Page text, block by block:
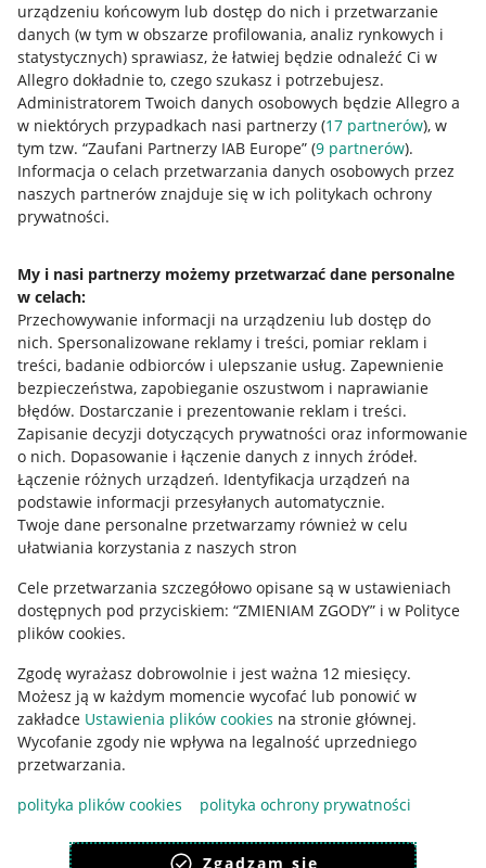
urządzeniu końcowym lub dostęp do nich i przetwarzanie
danych (w tym w obszarze profilowania, analiz rynkowych i
statystycznych) sprawiasz, że łatwiej będzie odnaleźć Ci w
Allegro dokładnie to, czego szukasz i potrzebujesz.
Administratorem Twoich danych osobowych będzie Allegro a
w niektórych przypadkach nasi partnerzy (17 partnerów), w
tym tzw. “Zaufani Partnerzy IAB Europe” (9 partnerów).
Informacja o celach przetwarzania danych osobowych przez
naszych partnerów znajduje się w ich politykach ochrony
prywatności.
My i nasi partnerzy możemy przetwarzać dane personalne
w celach:
Przechowywanie informacji na urządzeniu lub dostęp do
nich. Spersonalizowane reklamy i treści, pomiar reklam i
treści, badanie odbiorców i ulepszanie usług. Zapewnienie
bezpieczeństwa, zapobieganie oszustwom i naprawianie
błędów. Dostarczanie i prezentowanie reklam i treści.
Zapisanie decyzji dotyczących prywatności oraz informowanie
o nich. Dopasowanie i łączenie danych z innych źródeł.
Łączenie różnych urządzeń. Identyfikacja urządzeń na
podstawie informacji przesyłanych automatycznie.
Twoje dane personalne przetwarzamy również w celu
ułatwiania korzystania z naszych stron
Cele przetwarzania szczegółowo opisane są w ustawieniach
dostępnych pod przyciskiem: “ZMIENIAM ZGODY” i w Polityce
plików cookies.
Zgodę wyrażasz dobrowolnie i jest ważna 12 miesięcy.
Możesz ją w każdym momencie wycofać lub ponowić w
zakładce Ustawienia plików cookies na stronie głównej.
Wycofanie zgody nie wpływa na legalność uprzedniego
przetwarzania.
polityka plików cookies
polityka ochrony prywatności
Zgadzam się
Przydatne informacje
Jak to działa
Allegro Gadane dla sprzedających
Allegro Gadane dla kupujących
Mapa miejscowości
Informacje prawne
Regulamin
Polityka plików "cookies"
Ustawienia plików "cookies"
Udostępnianie lokalizacji
Informacje dla Aktu o Usługach Cyfrowych
Pobierz aplikację